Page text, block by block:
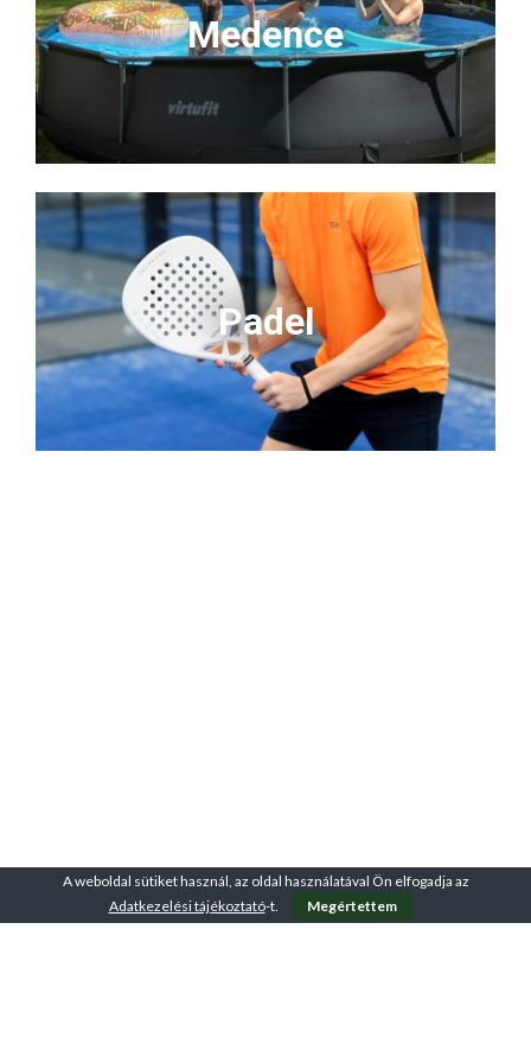
Medence
Padel
A weboldal sütiket használ, az oldal használatával Ön elfogadja az
Adatkezelési tájékoztató-t. Megértettem